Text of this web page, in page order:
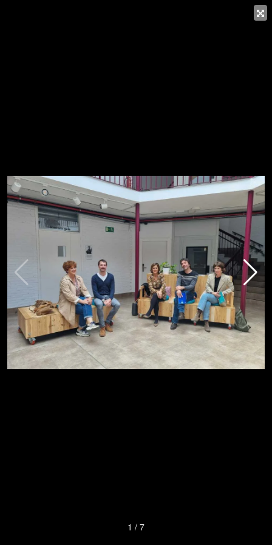
1 / 7